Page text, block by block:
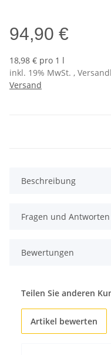
94,90 €
18,98 € pro 1 l
inkl. 19% MwSt. ,
Versand
Beschreibung
Fragen und Antworten
Bewertungen
Teilen Sie anderen
Artikel bewerten